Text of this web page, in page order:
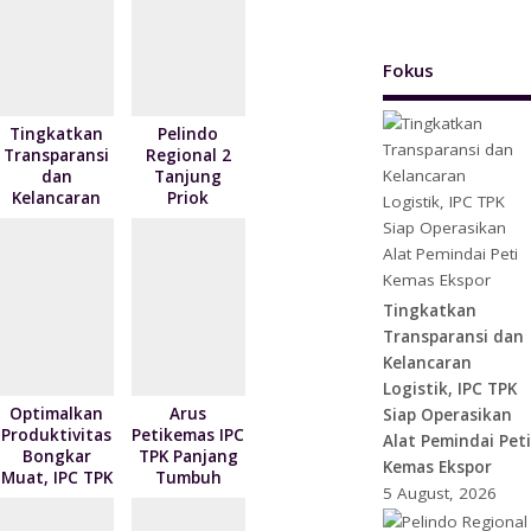
d
Tingkatkan
Transparansi
dan
Kelancaran
Pelindo
Regional 2
Tanjung
Priok
Tahun 2026
Optimalkan
Produktivitas
Bongkar
Muat, IPC TPK
Arus
Petikemas IPC
TPK Panjang
Tumbuh
Fokus
Tingkatkan
Transparansi dan
Kelancaran
Logistik, IPC TPK
Siap Operasikan
Alat Pemindai Peti
Kemas Ekspor
5 August, 2026